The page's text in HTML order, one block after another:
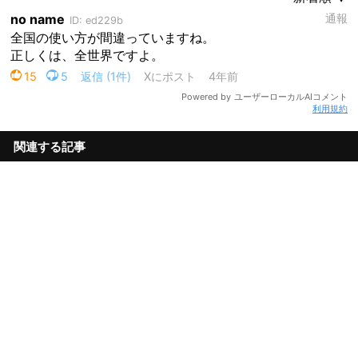
利用規約
関連する記事